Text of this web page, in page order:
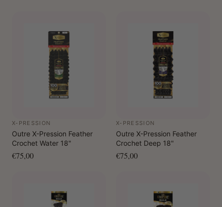
X-PRESSION
Outre X-Pression Feather
Crochet Water 18"
€75,00
X-PRESSION
Outre X-Pression Feather
Crochet Deep 18"
€75,00